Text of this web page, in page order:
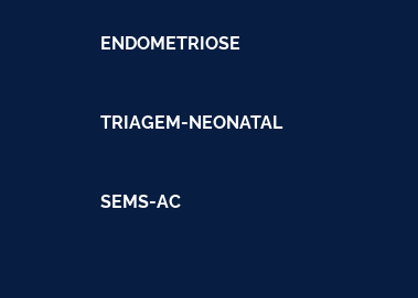
ENDOMETRIOSE
TRIAGEM-NEONATAL
SEMS-AC